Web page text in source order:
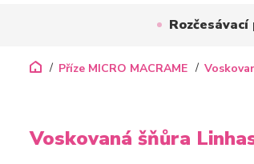
Rozčesávací
Příze MICRO MACRAME
Voskovaná šňůra